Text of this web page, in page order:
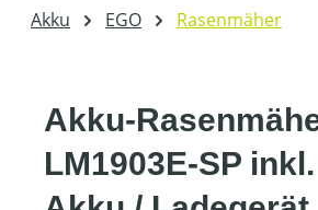
Akku EGO Rasenmäher
Akku-
LM1903E-SP